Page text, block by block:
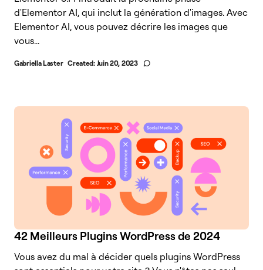
d'Elementor AI, qui inclut la génération d'images. Avec
Elementor AI, vous pouvez décrire les images que
vous...
Gabriella Laster Created: Juin 20, 2023
42 Meilleurs Plugins WordPress de 2024
Vous avez du mal à décider quels plugins WordPress